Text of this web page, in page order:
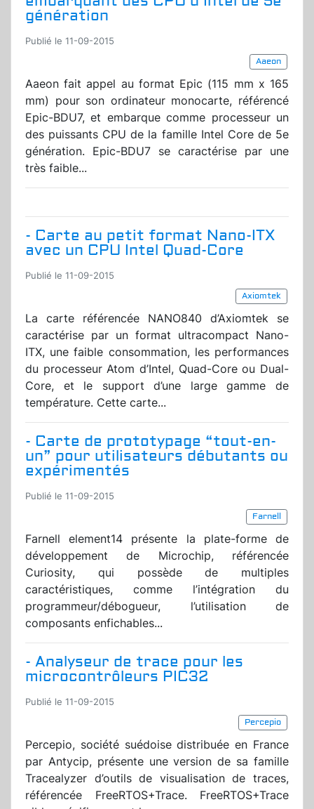
génération
Publié le 11-09-2015
Aaeon
Aaeon fait appel au format Epic (115 mm x 165
mm) pour son ordinateur monocarte, référencé
Epic-BDU7, et embarque comme processeur un
des puissants CPU de la famille Intel Core de 5e
génération. Epic-BDU7 se caractérise par une
très faible...
- Carte au petit format Nano-ITX
avec un CPU Intel Quad-Core
Publié le 11-09-2015
Axiomtek
La carte référencée NANO840 d’Axiomtek se
caractérise par un format ultracompact Nano-
ITX, une faible consommation, les performances
du processeur Atom d’Intel, Quad-Core ou Dual-
Core, et le support d’une large gamme de
température. Cette carte...
- Carte de prototypage “tout-en-
un” pour utilisateurs débutants ou
expérimentés
Publié le 11-09-2015
Farnell
Farnell element14 présente la plate-forme de
développement de Microchip, référencée
Curiosity, qui possède de multiples
caractéristiques, comme l’intégration du
programmeur/débogueur, l’utilisation de
composants enfichables...
- Analyseur de trace pour les
microcontrôleurs PIC32
Publié le 11-09-2015
Percepio
Percepio, société suédoise distribuée en France
par Antycip, présente une version de sa famille
Tracealyzer d’outils de visualisation de traces,
référencée FreeRTOS+Trace. FreeRTOS+Trace